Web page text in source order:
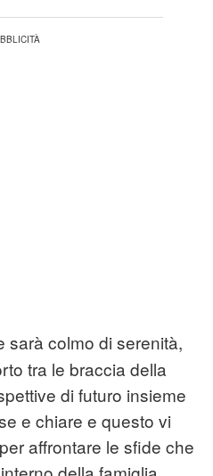
sarà colmo di serenità,
tra le braccia della
di futuro insieme
e chiare e questo vi
affrontare le sfide che